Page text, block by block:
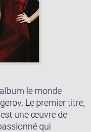
le monde
Le premier titre,
est une œuvre de
qui